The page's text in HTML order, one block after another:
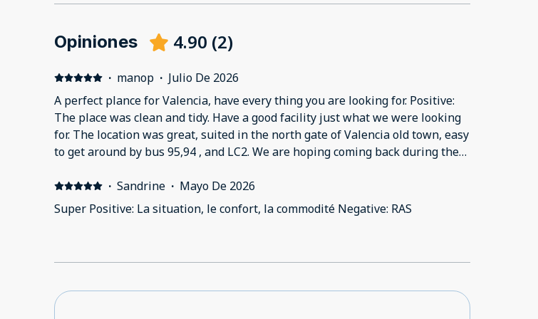
Opiniones 4.90 (2)
· manop · Julio De 2026
A perfect plance for Valencia, have every thing you are looking for. Positive:
The place was clean and tidy. Have a good facility just what we were looking
for. The location was great, suited in the north gate of Valencia old town, easy
to get around by bus 95,94 , and LC2. We are hoping coming back during the
· Sandrine · Mayo De 2026
Super Positive: La situation, le confort, la commodité Negative: RAS